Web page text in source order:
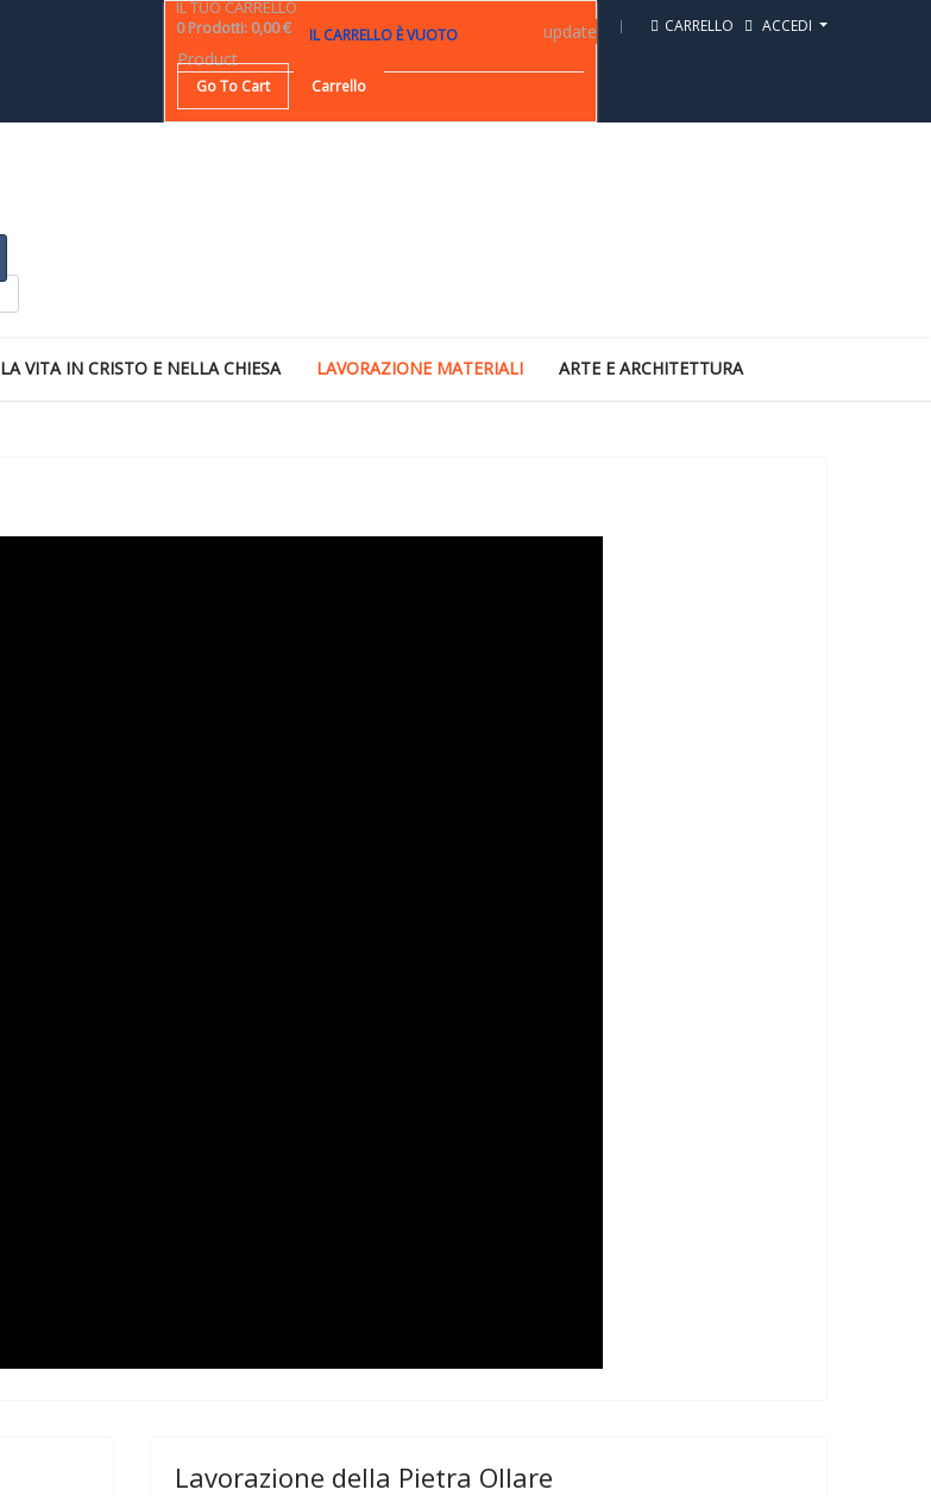
CARRELLO ACCEDI
IL TUO CARRELLO
0 Prodotti: 0,00 € IL CARRELLO È VUOTO
Product
update
Go To Cart Carrello
LA VITA IN CRISTO E NELLA CHIESA LAVORAZIONE MATERIALI ARTE E ARCHITETTURA
Lavorazione della Pietra Ollare